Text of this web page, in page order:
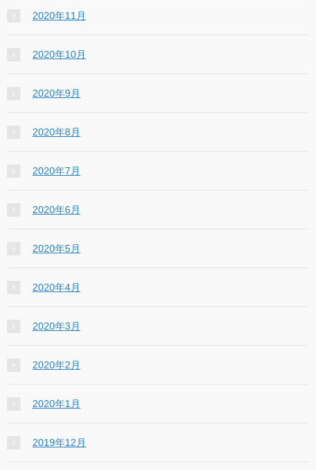
2020年11月
2020年10月
2020年9月
2020年8月
2020年7月
2020年6月
2020年5月
2020年4月
2020年3月
2020年2月
2020年1月
2019年12月